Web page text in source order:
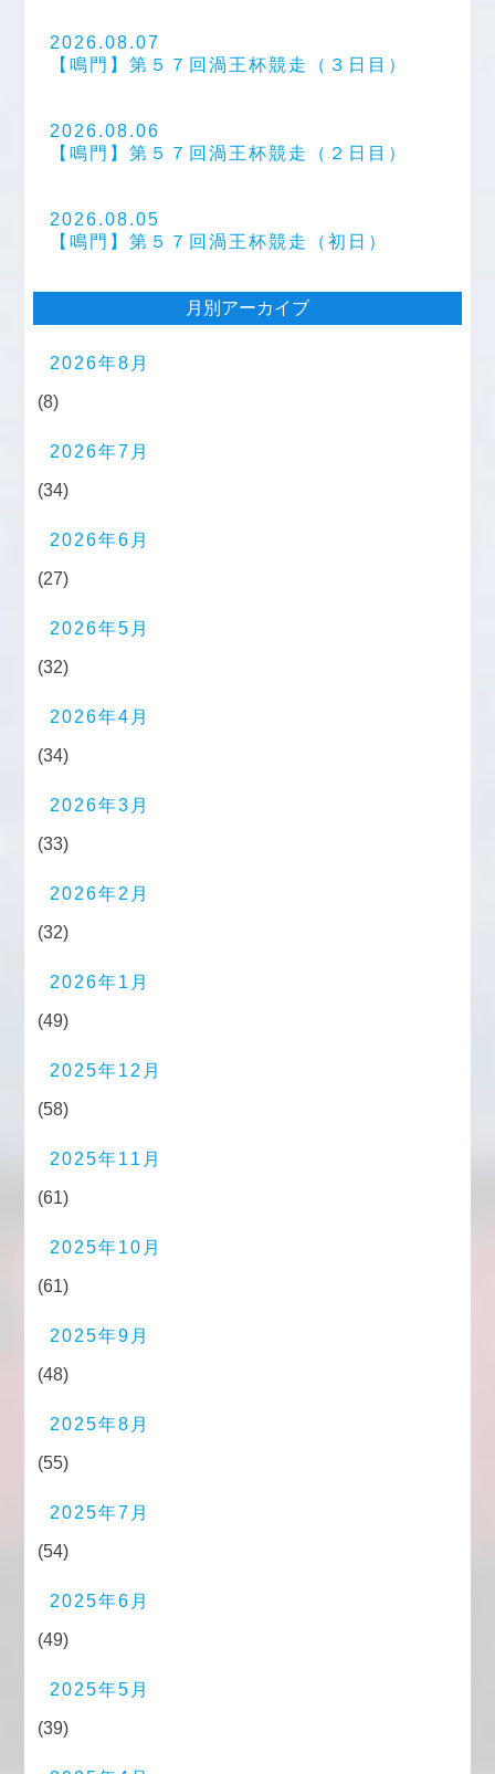
2026.08.07
【鳴門】第５７回渦王杯競走（３日目）
2026.08.06
【鳴門】第５７回渦王杯競走（２日目）
2026.08.05
【鳴門】第５７回渦王杯競走（初日）
月別アーカイブ
2026年8月
(8)
2026年7月
(34)
2026年6月
(27)
2026年5月
(32)
2026年4月
(34)
2026年3月
(33)
2026年2月
(32)
2026年1月
(49)
2025年12月
(58)
2025年11月
(61)
2025年10月
(61)
2025年9月
(48)
2025年8月
(55)
2025年7月
(54)
2025年6月
(49)
2025年5月
(39)